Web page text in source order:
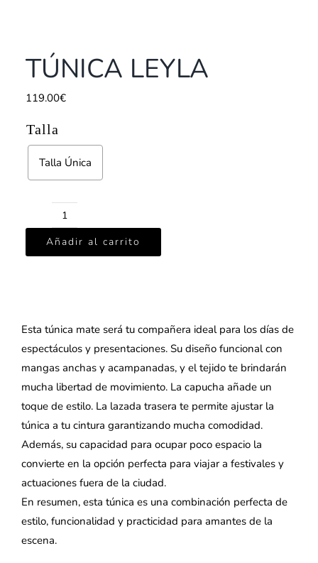
TÚNICA LEYLA
119.00€
Talla
Talla Única
TÚNICA
LEYLA
Añadir al carrito
Esta túnica mate será tu compañera ideal para los días de
espectáculos y presentaciones. Su diseño funcional con
mangas anchas y acampanadas, y el tejido te brindarán
mucha libertad de movimiento. La capucha añade un
toque de estilo. La lazada trasera te permite ajustar la
túnica a tu cintura garantizando mucha comodidad.
Además, su capacidad para ocupar poco espacio la
convierte en la opción perfecta para viajar a festivales y
actuaciones fuera de la ciudad.
En resumen, esta túnica es una combinación perfecta de
estilo, funcionalidad y practicidad para amantes de la
escena.